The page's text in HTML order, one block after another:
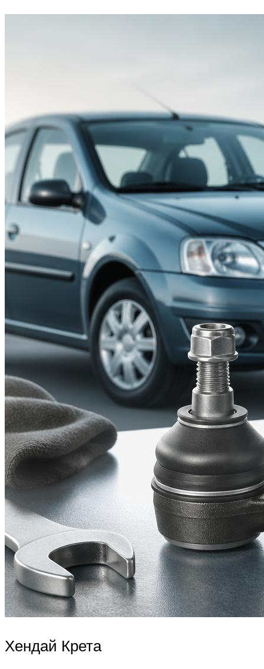
Хендай Крета